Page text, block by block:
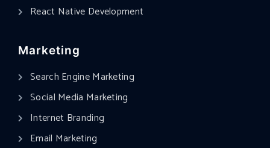
React Native Development
Marketing
Search Engine Marketing
Social Media Marketing
Internet Branding
Email Marketing